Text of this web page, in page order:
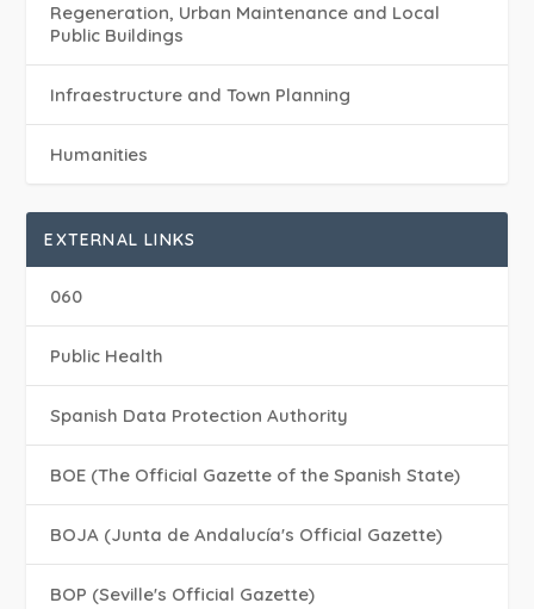
Regeneration, Urban Maintenance and Local
Public Buildings
Infraestructure and Town Planning
Humanities
EXTERNAL LINKS
060
Public Health
Spanish Data Protection Authority
BOE (The Official Gazette of the Spanish State)
BOJA (Junta de Andalucía's Official Gazette)
BOP (Seville's Official Gazette)